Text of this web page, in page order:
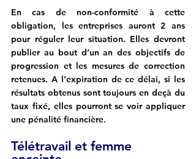
En cas de non-conformité à cette
obligation, les entreprises auront 2 ans
pour réguler leur situation. Elles devront
publier au bout d’un an des objectifs de
progression et les mesures de correction
retenues. A l'expiration de ce délai, si les
résultats obtenus sont toujours en deçà du
taux fixé, elles pourront se voir appliquer
une pénalité financière.
Télétravail et femme